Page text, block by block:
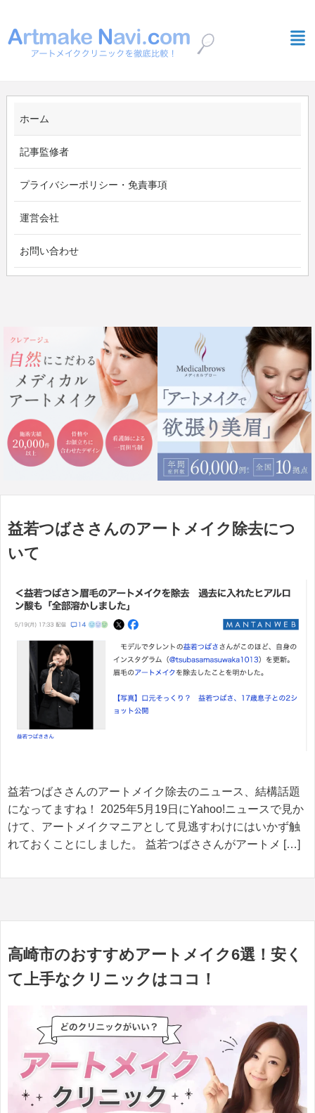
ホーム
記事監修者
プライバシーポリシー・免責事項
運営会社
お問い合わせ
益若つばささんのアートメイク除去につ
いて
益若つばささんのアートメイク除去のニュース、結構話題
になってますね！ 2025年5月19日にYahoo!ニュースで見か
けて、アートメイクマニアとして見逃すわけにはいかず触
れておくことにしました。 益若つばささんがアートメ […]
高崎市のおすすめアートメイク6選！安く
て上手なクリニックはココ！